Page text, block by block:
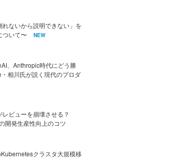
ないから説明できない」を
ついて〜
NEW
、Anthropic時代にどう勝
相川氏が説く現代のプロダ
ビューを崩壊させる？
開発生産性向上のコツ
クラスタ大規模移